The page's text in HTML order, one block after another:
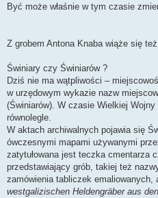
Być może właśnie w tym czasie
Z grobem Antona Knaba wiąże się
Świniary czy Świniarów ?
Dziś nie ma wątpliwości –
w urzędowym wykazie nazw
(Świniarów). W czasie Wielkiej
równolegle.
W aktach archiwalnych pojawia się
ówczesnymi mapami używanymi
zatytułowana jest teczka cmentarza
przedstawiający grób, takiej też
zamówienia tabliczek
westgalizischen Heldengräber aus